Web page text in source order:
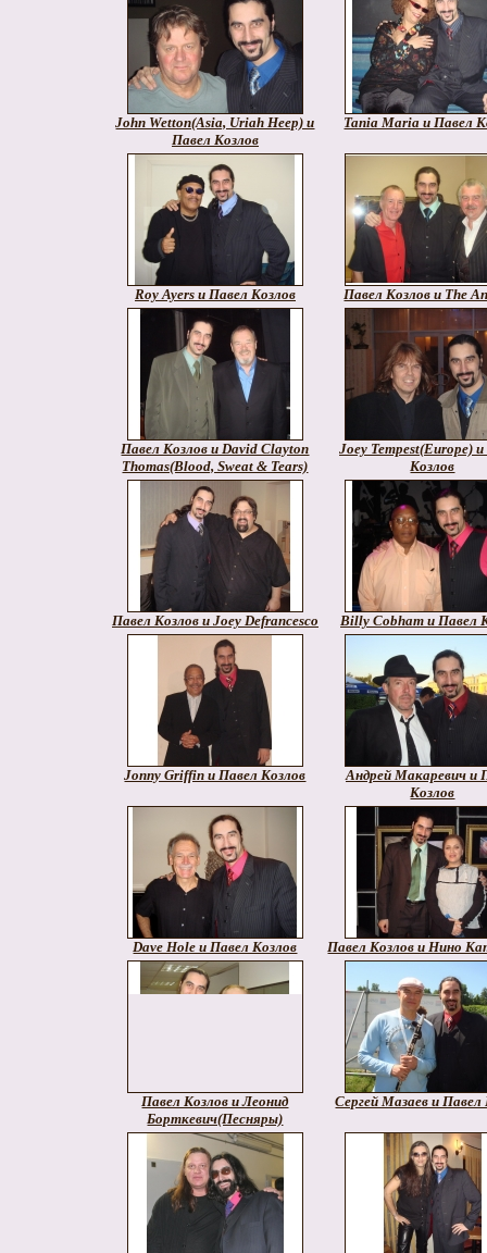
John Wetton(Asia, Uriah Heep) и
Павел Козлов
Tania Maria и Павел
Roy Ayers и Павел Козлов Павел Козлов и The
Павел Козлов и David Clayton
Thomas(Blood, Sweat & Tears)
Joey Tempest(Europe)
Козлов
Павел Козлов и Joey Defrancesco Billy Cobham и Павел
Jonny Griffin и Павел Козлов
Андрей Макаревич и
Козлов
Dave Hole и Павел Козлов Павел Козлов и Нино
Павел Козлов и Леонид
Борткевич(Песняры)
Сергей Мазаев и Павел